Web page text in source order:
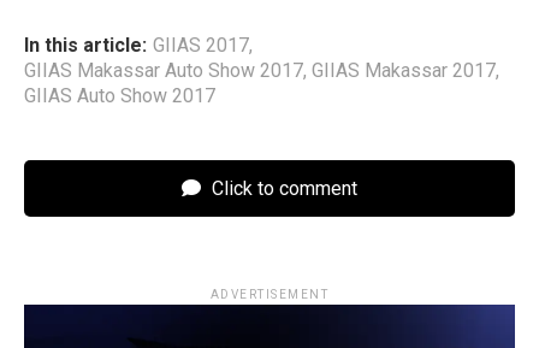
In this article: GIIAS 2017,
GIIAS Makassar Auto Show 2017, GIIAS Makassar 2017,
GIIAS Auto Show 2017
Click to comment
ADVERTISEMENT